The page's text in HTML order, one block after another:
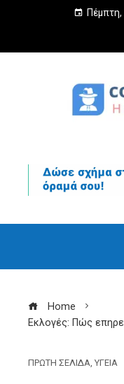
Home
Εκλογές: Πώς
ΠΡΩΤΗ ΣΕΛΙΔΑ, ΥΓΕΙΑ